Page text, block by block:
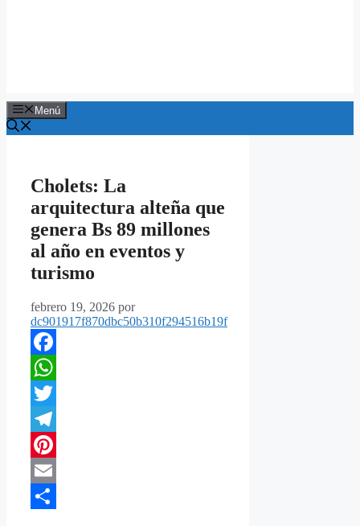
Menú
Cholets: La
arquitectura alteña que
genera Bs 89 millones
al año en eventos y
turismo
febrero 19, 2026 por
dc901917f870dbc50b310f294516b19f
Facebook
WhatsApp
Twitter
Telegram
Pinterest
Email